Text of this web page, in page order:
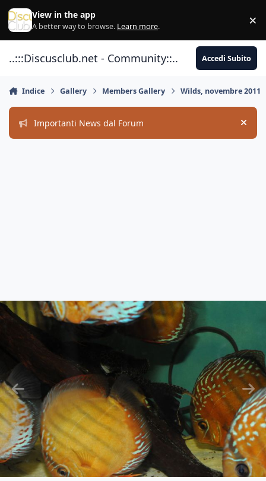
Vai al contenuto
View in the app
A better way to browse. Learn more. ×
..:::Discusclub.net - Community::.. Accedi Subito
Indice Gallery Members Gallery Wilds, novembre 2011
Importanti News dal Forum Hide